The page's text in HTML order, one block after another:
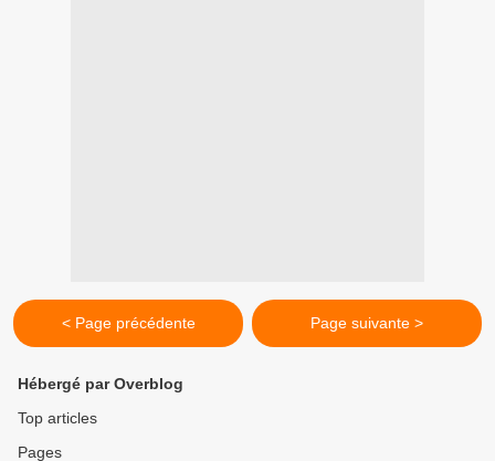
< Page précédente Page suivante >
Hébergé par Overblog
Top articles
Pages